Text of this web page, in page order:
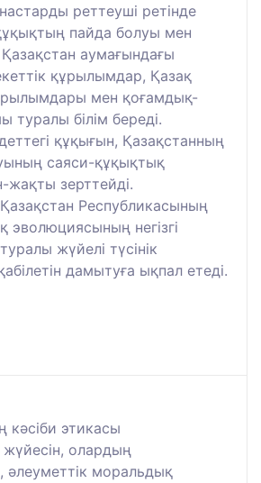
реттеуші ретінде
пайда болуы мен
аумағындағы
құрылымдар, Қазақ
мен қоғамдық-
туралы білім береді.
құқығын, Қазақстанның
саяси-құқықтық
зерттейді.
Республикасының
эволюциясының негізгі
жүйелі түсінік
дамытуға ықпал етеді.
кәсіби этикасы
олардың
әлеуметтік моральдық